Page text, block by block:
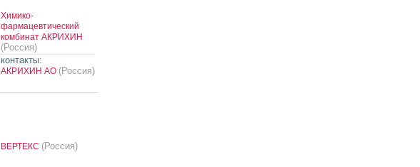
Химико-
фармацевтический
комбинат АКРИХИН
(Россия)
контакты:
АКРИХИН АО (Россия)
ВЕРТЕКС (Россия)